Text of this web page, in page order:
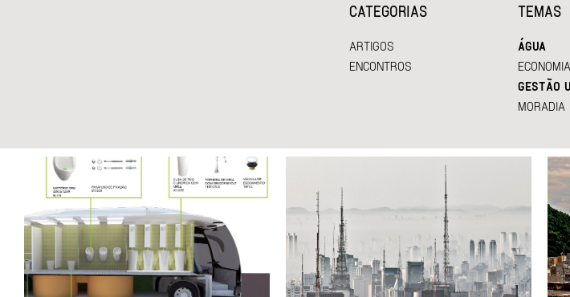
CATEGORIAS
ARTIGOS
ENCONTROS
TEMAS
ÁGUA
GESTÃO
MORADIA